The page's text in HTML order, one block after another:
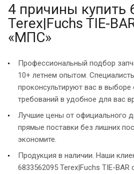
4 причины купить
Terex|Fuchs TIE-
«МПС»
Профессиональный подбор
10+ летнем опытом.
проконсультируют вас в выборе
требований в удобное для вас
Лучшие цены от официального
прямые поставки без лишних
экономите.
Продукция в наличии. Наши
6833562095 Terex|Fuchs TIE-